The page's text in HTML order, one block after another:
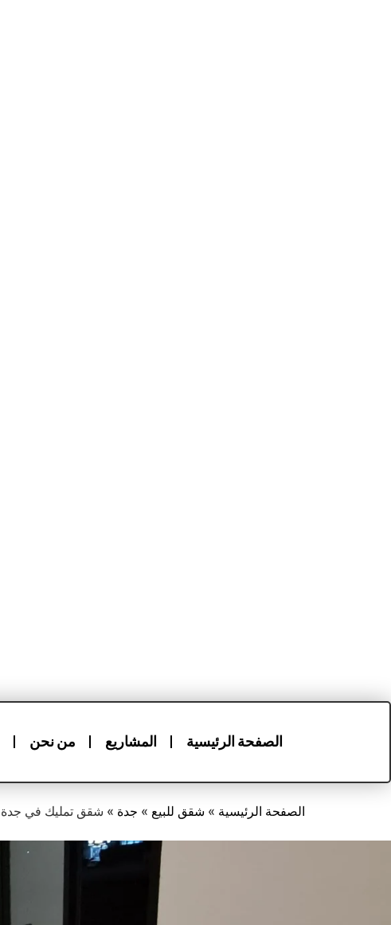
الصفحة الرئيسية المشاريع من نحن
الصفحة الرئيسية » شقق للبيع » جدة » شقق تمليك في جدة 202